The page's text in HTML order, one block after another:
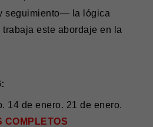
seguimiento— la lógica
este abordaje en la
14 de enero. 21 de enero.
COMPLETOS